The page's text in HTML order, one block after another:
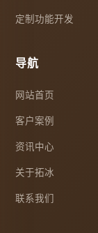
定制功能开发
导航
网站首页
客户案例
资讯中心
关于拓冰
联系我们